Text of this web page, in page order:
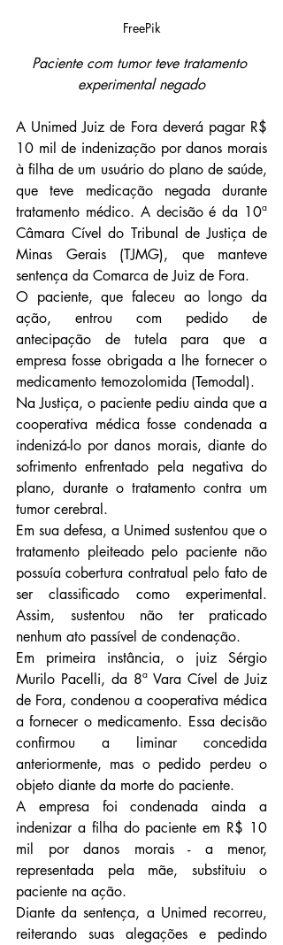
FreePik
Paciente com tumor teve tratamento
experimental negado
A Unimed Juiz de Fora deverá pagar R$
10 mil de indenização por danos morais
à filha de um usuário do plano de saúde,
que teve medicação negada durante
tratamento médico. A decisão é da 10ª
Câmara Cível do Tribunal de Justiça de
Minas Gerais (TJMG), que manteve
sentença da Comarca de Juiz de Fora.
O paciente, que faleceu ao longo da
ação, entrou com pedido de
antecipação de tutela para que a
empresa fosse obrigada a lhe fornecer o
medicamento temozolomida (Temodal).
Na Justiça, o paciente pediu ainda que a
cooperativa médica fosse condenada a
indenizá-lo por danos morais, diante do
sofrimento enfrentado pela negativa do
plano, durante o tratamento contra um
tumor cerebral.
Em sua defesa, a Unimed sustentou que o
tratamento pleiteado pelo paciente não
possuía cobertura contratual pelo fato de
ser classificado como experimental.
Assim, sustentou não ter praticado
nenhum ato passível de condenação.
Em primeira instância, o juiz Sérgio
Murilo Pacelli, da 8ª Vara Cível de Juiz
de Fora, condenou a cooperativa médica
a fornecer o medicamento. Essa decisão
confirmou a liminar concedida
anteriormente, mas o pedido perdeu o
objeto diante da morte do paciente.
A empresa foi condenada ainda a
indenizar a filha do paciente em R$ 10
mil por danos morais - a menor,
representada pela mãe, substituiu o
paciente na ação.
Diante da sentença, a Unimed recorreu,
reiterando suas alegações e pedindo